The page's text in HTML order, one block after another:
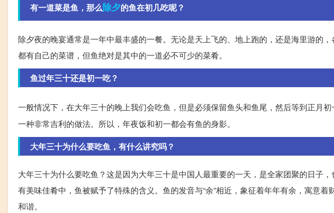
有一道菜是鱼，那么除夕的鱼在初几吃呢？
除夕夜的晚宴通常是一年中最丰盛的一餐。无论是天上飞的、地上跑的，还是海里游的
都有自己的菜谱，但鱼绝对是其中的一道必不可少的菜肴。
鱼过年三十还是初一吃？
一般情况下，在大年三十的晚上我们会吃鱼，但是必须保留鱼头和鱼尾，然后等到正月
一种非常吉利的做法。所以，年夜饭和初一都会有鱼的身影。
大年三十为什么要吃鱼，有什么讲究吗？
大年三十为什么要吃鱼？这是因为大年三十是中国人最重要的一天，是全家团聚的日子
有美味佳肴中，鱼被赋予了特殊的含义。鱼的发音与“余”相近，象征着年年有余，寓意
和谐。